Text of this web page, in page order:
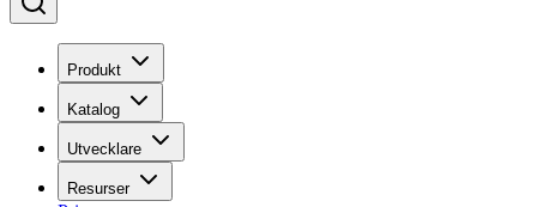
Produkt
Katalog
Utvecklare
Resurser